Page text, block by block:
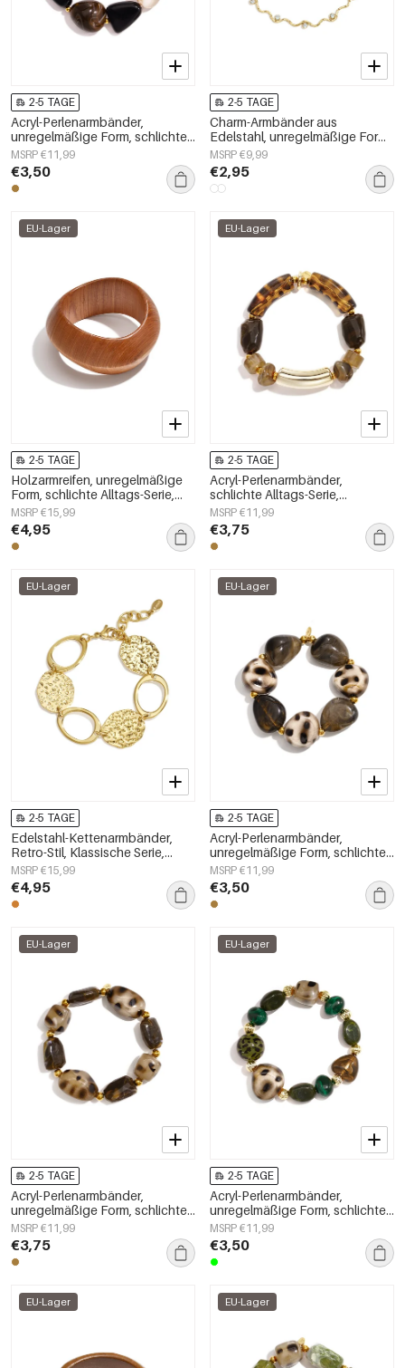
2-5 TAGE
Acryl-Perlenarmbänder,
unregelmäßige Form, schlichte
Alltagsserie, Damenschmuck
MSRP €11,99
€3,50
2-5 TAGE
Charm-Armbänder aus
Edelstahl, unregelmäßige Form,
schlichte Alltagsserie,
Damenschmuck
MSRP €9,99
€2,95
EU-Lager
2-5 TAGE
Holzarmreifen, unregelmäßige
Form, schlichte Alltags-Serie,
Damenschmuck
MSRP €15,99
€4,95
EU-Lager
2-5 TAGE
Acryl-Perlenarmbänder,
schlichte Alltags-Serie,
Damenschmuck
MSRP €11,99
€3,75
EU-Lager
2-5 TAGE
Edelstahl-Kettenarmbänder,
Retro-Stil, Klassische Serie,
Damenschmuck
MSRP €15,99
€4,95
EU-Lager
2-5 TAGE
Acryl-Perlenarmbänder,
unregelmäßige Form, schlichte
Alltagsserie, Damenschmuck
MSRP €11,99
€3,50
EU-Lager
2-5 TAGE
Acryl-Perlenarmbänder,
unregelmäßige Form, schlichte
Alltagsserie, Damenschmuck
MSRP €11,99
€3,75
EU-Lager
2-5 TAGE
Acryl-Perlenarmbänder,
unregelmäßige Form, schlichte
Alltagsserie, Damenschmuck
MSRP €11,99
€3,50
EU-Lager EU-Lager